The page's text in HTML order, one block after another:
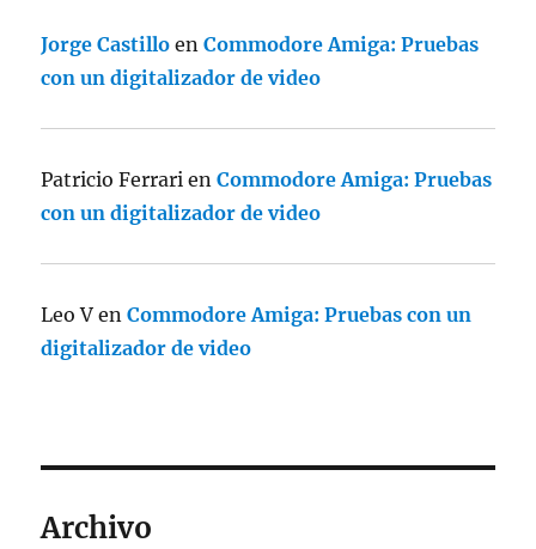
Jorge Castillo enCommodore Amiga: Pruebas
con un digitalizador de video
Patricio Ferrari enCommodore Amiga: Pruebas
con un digitalizador de video
Leo V enCommodore Amiga: Pruebas con un
digitalizador de video
Archivo